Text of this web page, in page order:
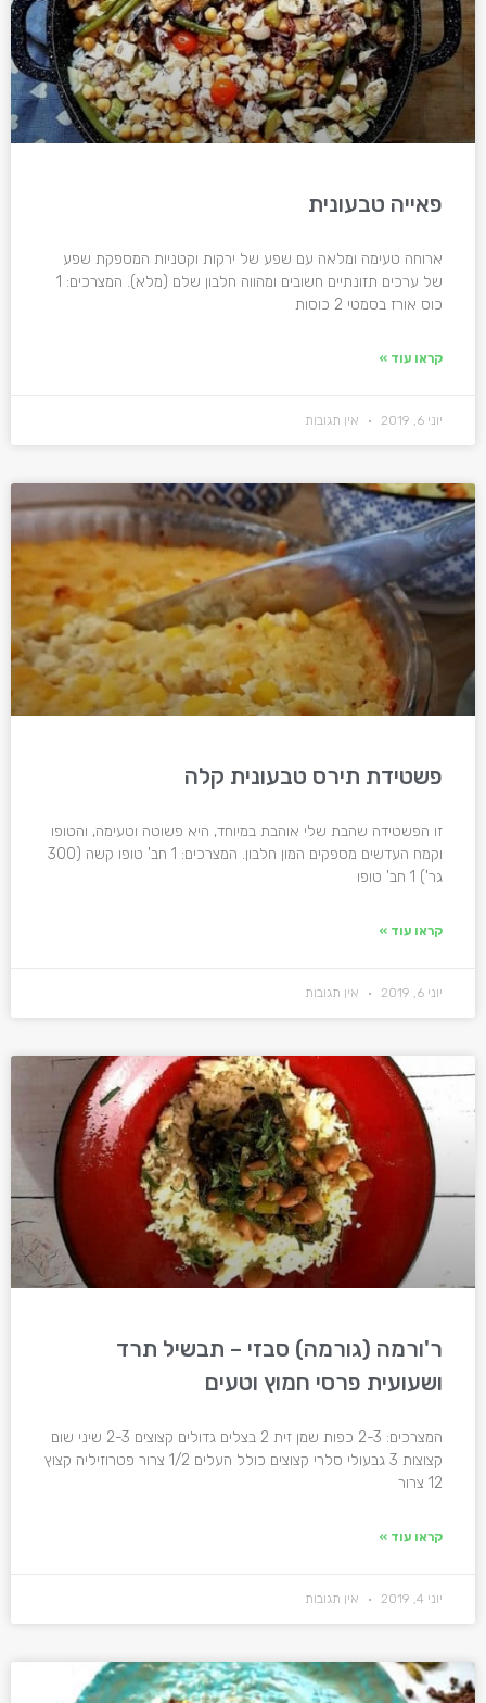
פאייה טבעונית
ארוחה טעימה ומלאה עם שפע של ירקות וקטניות המספקת שפע
של ערכים תזונתיים חשובים ומהווה חלבון שלם (מלא). המצרכים: 1
כוס אורז בסמטי 2 כוסות
קראו עוד »
יוני 6, 2019 אין תגובות
פשטידת תירס טבעונית קלה
זו הפשטידה שהבת שלי אוהבת במיוחד, היא פשוטה וטעימה, והטופו
וקמח העדשים מספקים המון חלבון. המצרכים: 1 חב' טופו קשה (300
גר') 1 חב' טופו
קראו עוד »
יוני 6, 2019 אין תגובות
ר'ורמה (גורמה) סבזי – תבשיל תרד
ושעועית פרסי חמוץ וטעים
המצרכים: 2-3 כפות שמן זית 2 בצלים גדולים קצוצים 2-3 שיני שום
קצוצות 3 גבעולי סלרי קצוצים כולל העלים 1/2 צרור פטרוזיליה קצוץ
12 צרור
קראו עוד »
יוני 4, 2019 אין תגובות